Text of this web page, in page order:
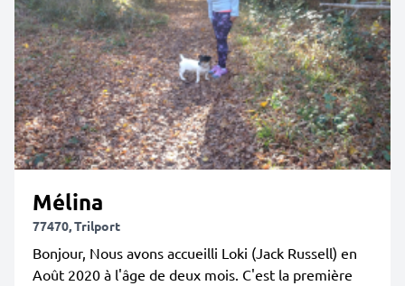
Mélina
77470, Trilport
Bonjour, Nous avons accueilli Loki (Jack Russell) en
Août 2020 à l'âge de deux mois. C'est la première